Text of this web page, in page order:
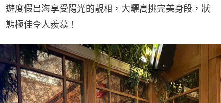
遊度假出海享受陽光的靚相，大曬高挑完美身段，狀
態極佳令人羨慕！